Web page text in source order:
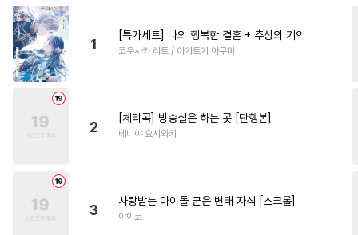
1
[특가세트] 나의 행복한 결혼 + 추상의 기억
코우사카 리토 / 아기토기 아쿠미
2
[체리콕] 방송실은 하는 곳 [단행본]
테니야 요시와키
3
사랑받는 아이돌 군은 변태 자석 [스크롤]
야이코